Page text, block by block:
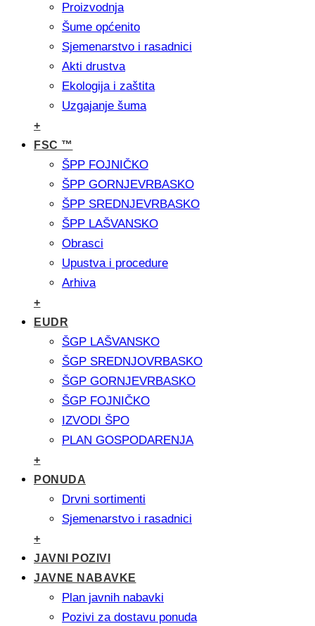
Proizvodnja
Šume općenito
Sjemenarstvo i rasadnici
Akti drustva
Ekologija i zaštita
Uzgajanje šuma
+
FSC ™
ŠPP FOJNIČKO
ŠPP GORNJEVRBASKO
ŠPP SREDNJEVRBASKO
ŠPP LAŠVANSKO
Obrasci
Upustva i procedure
Arhiva
+
EUDR
ŠGP LAŠVANSKO
ŠGP SREDNJOVRBASKO
ŠGP GORNJEVRBASKO
ŠGP FOJNIČKO
IZVODI ŠPO
PLAN GOSPODARENJA
+
PONUDA
Drvni sortimenti
Sjemenarstvo i rasadnici
+
JAVNI POZIVI
JAVNE NABAVKE
Plan javnih nabavki
Pozivi za dostavu ponuda